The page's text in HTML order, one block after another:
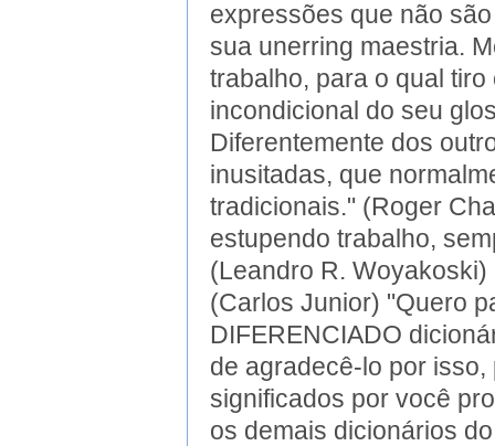
expressões que não
sua unerring maestria.
trabalho, para o qual
incondicional do seu
Diferentemente dos
inusitadas, que
tradicionais." (Roger
estupendo trabalho,
(Leandro R.
(Carlos Junior) "Quero
DIFERENCIADO
de agradecê-lo por
significados por você
os demais dicionários